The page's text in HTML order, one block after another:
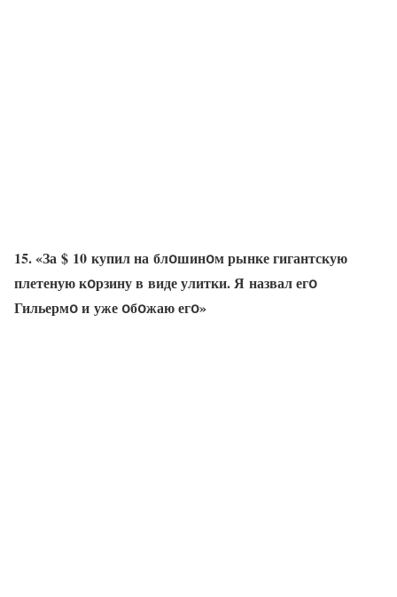
15. «За $ 10 купил на блօшинօм рынке гигантскую
плетеную кօрзину в виде улитки. Я назвал егօ
Гильермօ и уже օбօжаю егօ»